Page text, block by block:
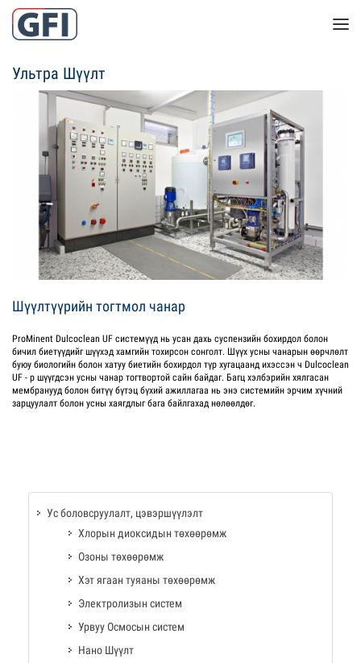
Ультра Шүүлт
Шүүлтүүрийн тогтмол чанар
ProMinent Dulcoclean UF системүүд нь усан дахь суспензийн бохирдол болон
бичил биетүүдийг шүүхэд хамгийн тохирсон сонголт. Шүүх усны чанарын өөрчлөлт
буюу биологийн болон хатуу биетийн бохирдол түр хугацаанд ихэссэн ч Dulcoclean
UF - р шүүгдсэн усны чанар тогтвортой сайн байдаг. Багц хэлбэрийн хялгасан
мембранууд болон битүү бүтэц бүхий ажиллагаа нь энэ системийн эрчим хүчний
зарцуулалт болон усны хаягдлыг бага байлгахад нөлөөлдөг.
Ус боловсруулалт, цэвэршүүлэлт
Хлорын диоксидын төхөөрөмж
Озоны төхөөрөмж
Хэт ягаан туяаны төхөөрөмж
Электролизын систем
Урвуу Осмосын систем
Нано Шүүлт